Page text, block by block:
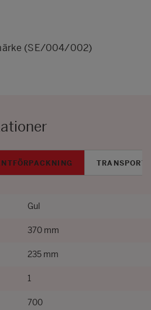
(SE/004/002)
Gul
370 mm
235 mm
1
700